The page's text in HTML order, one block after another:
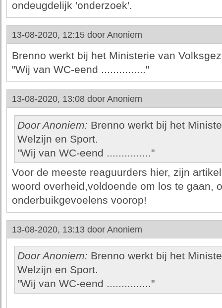
ondeugdelijk 'onderzoek'.
13-08-2020, 12:15 door Anoniem
Brenno werkt bij het Ministerie van
"Wij van WC-eend ..............."
13-08-2020, 13:08 door Anoniem
Door Anoniem: Brenno werkt bij het
Welzijn en Sport.
"Wij van WC-eend ..............."
Voor de meeste reaguurders hier, zijn
woord overheid,voldoende om los te gaan,
onderbuikgevoelens voorop!
13-08-2020, 13:13 door Anoniem
Door Anoniem: Brenno werkt bij het
Welzijn en Sport.
"Wij van WC-eend ..............."